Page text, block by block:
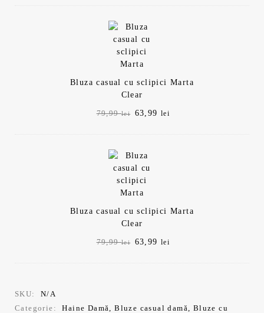
Bluza casual cu sclipici Marta
Clear
79,99lei
Prețul
63,99lei
Bluza casual cu sclipici Marta
Clear
79,99lei
Prețul
63,99lei
SKU:
N/A
Categorie:
Haine Damă,Bluze casual damă, Bluze cu